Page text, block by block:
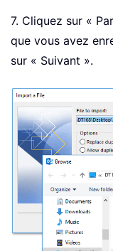
7. Cliquez sur «
que vous avez
sur « Suivant ».